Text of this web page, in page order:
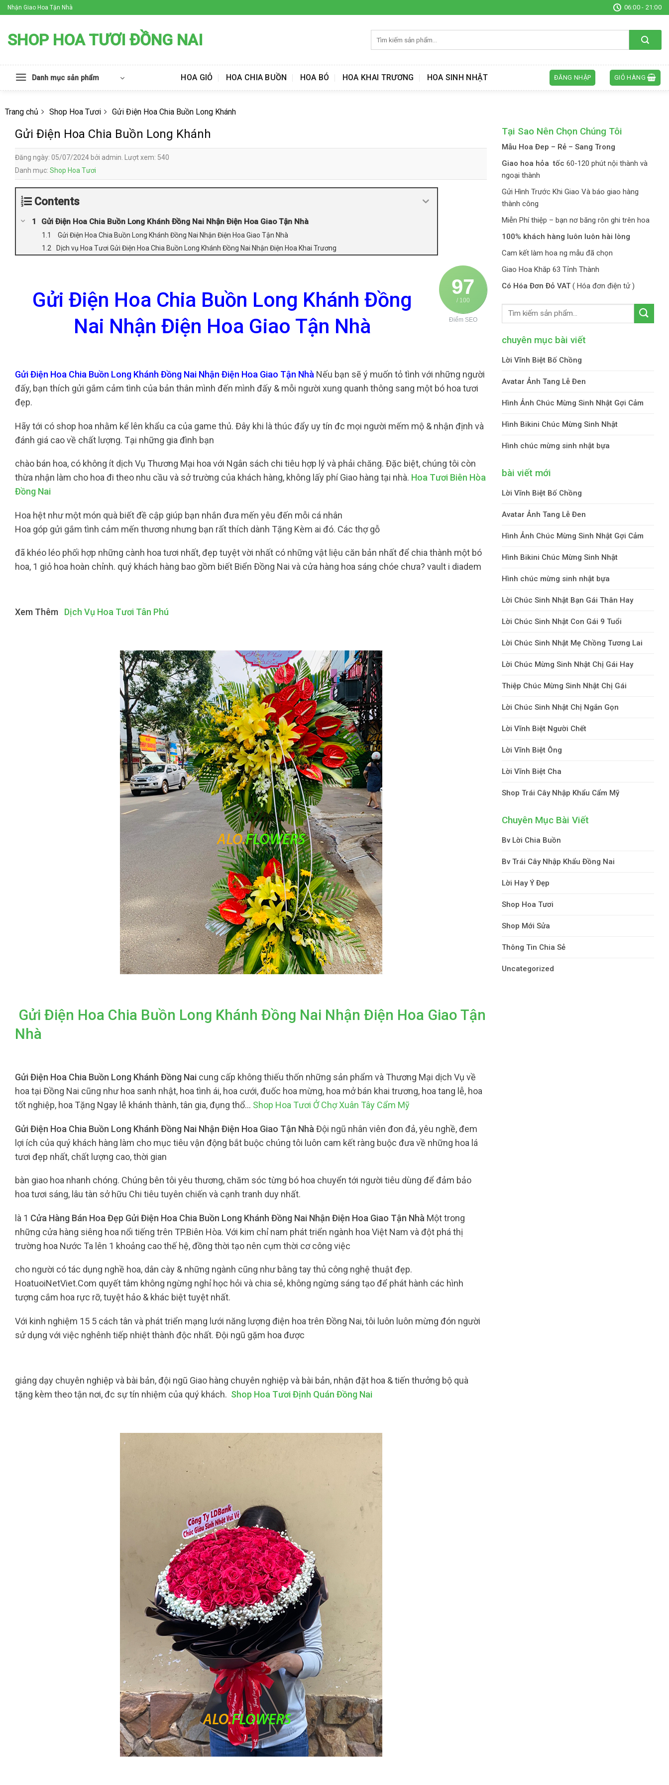
Skip
to
Nhận Giao Hoa Tận Nhà 06:00 - 21:00
SHOP HOA TƯƠI ĐỒNG NAI
kiếm:
Danh mục sản phẩm HOA GIỎ HOA CHIA BUỒN HOA BÓ HOA KHAI TRƯƠNG HOA SINH NHẬT ĐĂNG NHẬP GIỎ HÀNG
Trang chủ Shop Hoa Tươi Gửi Điện Hoa Chia Buồn Long Khánh
Gửi Điện Hoa Chia Buồn Long Khánh
Đăng ngày: 05/07/2024 bởi admin. Lượt xem: 540
Danh mục: Shop Hoa Tươi
Contents
Gửi Điện Hoa Chia Buồn Long Khánh Đồng Nai Nhận Điện Hoa Giao Tận Nhà
Gửi Điện Hoa Chia Buồn Long Khánh Đồng Nai Nhận Điện Hoa Giao Tận Nhà
Dịch vụ Hoa Tươi Gửi Điện Hoa Chia Buồn Long Khánh Đồng Nai Nhận Điện Hoa Khai Trương
97
/ 100
Điểm SEO
Gửi Điện Hoa Chia Buồn Long Khánh Đồng
Nai Nhận Điện Hoa Giao Tận Nhà
Gửi Điện Hoa Chia Buồn Long Khánh Đồng Nai Nhận Điện Hoa Giao Tận Nhà Nếu bạn sẽ ý muốn tỏ tình với những người
đấy, bạn thích gửi gắm cảm tình của bản thân mình đến mình đấy & mỗi người xung quanh thông sang một bó hoa tươi
đẹp.
Hãy tới có shop hoa nhằm kể lên khẩu ca của game thủ. Đây khi là thúc đẩy uy tín đc mọi người mếm mộ & nhận định và
đánh giá cao về chất lượng. Tại những gia đình bạn
chào bán hoa, có không ít dịch Vụ Thương Mại hoa với Ngân sách chi tiêu hợp lý và phải chăng. Đặc biệt, chúng tôi còn
thừa nhận làm cho hoa đi theo nhu cầu và sở trường của khách hàng, không lấy phí Giao hàng tại nhà. Hoa Tươi Biên Hòa
Đồng Nai
Hoa hệt như một món quà biết đề cập giúp bạn nhắn đưa mến yêu đến mỗi cá nhân
Hoa góp gửi gắm tình cảm mến thương nhưng bạn rất thích dành Tặng Kèm ai đó. Các thợ gỗ
đã khéo léo phối hợp những cành hoa tươi nhất, đẹp tuyệt vời nhất có những vật liệu căn bản nhất để chia thành một bó
hoa, 1 giỏ hoa hoàn chỉnh. quý khách hàng bao gồm biết Biển Đồng Nai và cửa hàng hoa sáng chóe chưa? vault i diadem
Xem Thêm Dịch Vụ Hoa Tươi Tân Phú
Gửi Điện Hoa Chia Buồn Long Khánh Đồng Nai Nhận Điện Hoa Giao Tận
Nhà
Gửi Điện Hoa Chia Buồn Long Khánh Đồng Nai cung cấp không thiếu thốn những sản phẩm và Thương Mại dịch Vụ về
hoa tại Đồng Nai cũng như hoa sanh nhật, hoa tình ái, hoa cưới, đuốc hoa mừng, hoa mở bán khai trương, hoa tang lễ, hoa
tốt nghiệp, hoa Tặng Ngay lễ khánh thành, tân gia, đụng thổ… Shop Hoa Tươi Ở Chợ Xuân Tây Cẩm Mỹ
Gửi Điện Hoa Chia Buồn Long Khánh Đồng Nai Nhận Điện Hoa Giao Tận Nhà Đội ngũ nhân viên đon đả, yêu nghề, đem
lợi ích của quý khách hàng làm cho mục tiêu vận động bắt buộc chúng tôi luôn cam kết ràng buộc đưa về những hoa lá
tươi đẹp nhất, chất lượng cao, thời gian
bàn giao hoa nhanh chóng. Chúng bên tôi yêu thương, chăm sóc từng bó hoa chuyển tới người tiêu dùng để đảm bảo
hoa tươi sáng, lâu tàn sở hữu Chi tiêu tuyên chiến và cạnh tranh duy nhất.
là 1 Cửa Hàng Bán Hoa Đẹp Gửi Điện Hoa Chia Buồn Long Khánh Đồng Nai Nhận Điện Hoa Giao Tận Nhà Một trong
những cửa hàng siêng hoa nổi tiếng trên TP.Biên Hòa. Với kim chỉ nam phát triển ngành hoa Việt Nam và đột phá thị
trường hoa Nước Ta lên 1 khoảng cao thế hệ, đồng thời tạo nên cụm thời cơ công việc
cho người có tác dụng nghề hoa, dân cày & những ngành cũng như bằng tay thủ công nghệ thuật đẹp.
HoatuoiNetViet.Com quyết tâm không ngừng nghỉ học hỏi và chia sẻ, không ngừng sáng tạo để phát hành các hình
tượng cắm hoa rực rỡ, tuyệt hảo & khác biệt tuyệt nhất.
Với kinh nghiệm 15 5 cách tân và phát triển mạng lưới năng lượng điện hoa trên Đồng Nai, tôi luôn luôn mừng đón người
sử dụng với việc nghênh tiếp nhiệt thành độc nhất. Đội ngũ gặm hoa được
giảng dạy chuyên nghiệp và bài bản, đội ngũ Giao hàng chuyên nghiệp và bài bản, nhận đặt hoa & tiến thưởng bộ quà
tặng kèm theo tận nơi, đc sự tín nhiệm của quý khách. Shop Hoa Tươi Định Quán Đồng Nai
Tại Sao Nên Chọn Chúng Tôi
Mẫu Hoa Đep – Rẻ – Sang Trong
Giao hoa hỏa tốc 60-120 phút nội thành và
ngoại thành
Gửi Hình Trước Khi Giao Và báo giao hàng
thành công
Miễn Phí thiệp – bạn nơ băng rôn ghi trên hoa
100% khách hàng luôn luôn hài lòng
Cam kết làm hoa ng mẫu đã chọn
Giao Hoa Khăp 63 Tỉnh Thành
Có Hóa Đơn Đỏ VAT ( Hóa đơn điện tử )
chuyên mục bài viết
Lời Vĩnh Biệt Bố Chồng
Avatar Ảnh Tang Lễ Đen
Hình Ảnh Chúc Mừng Sinh Nhật Gợi Cảm
Hình Bikini Chúc Mừng Sinh Nhật
Hình chúc mừng sinh nhật bựa
bài viết mới
Lời Vĩnh Biệt Bố Chồng
Avatar Ảnh Tang Lễ Đen
Hình Ảnh Chúc Mừng Sinh Nhật Gợi Cảm
Hình Bikini Chúc Mừng Sinh Nhật
Hình chúc mừng sinh nhật bựa
Lời Chúc Sinh Nhật Bạn Gái Thân Hay
Lời Chúc Sinh Nhật Con Gái 9 Tuổi
Lời Chúc Sinh Nhật Mẹ Chồng Tương Lai
Lời Chúc Mừng Sinh Nhật Chị Gái Hay
Thiệp Chúc Mừng Sinh Nhật Chị Gái
Lời Chúc Sinh Nhật Chị Ngắn Gọn
Lời Vĩnh Biệt Người Chết
Lời Vĩnh Biệt Ông
Lời Vĩnh Biệt Cha
Shop Trái Cây Nhập Khẩu Cẩm Mỹ
Chuyên Mục Bài Viết
Bv Lời Chia Buồn
Bv Trái Cây Nhập Khẩu Đồng Nai
Lời Hay Ý Đẹp
Shop Hoa Tươi
Shop Mới Sửa
Thông Tin Chia Sẻ
Uncategorized